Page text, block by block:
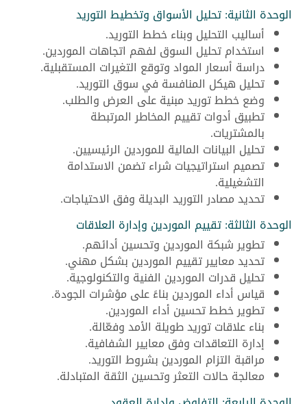
الوحدة الثانية: تحليل الأسواق وتخطيط التوريد
أساليب التحليل وبناء خطط التوريد.
استخدام تحليل السوق لفهم اتجاهات الموردين.
دراسة أسعار المواد وتوقع التغيرات المستقبلية.
تحليل هيكل المنافسة في سوق التوريد.
وضع خطط توريد مبنية على العرض والطلب.
تطبيق أدوات تقييم المخاطر المرتبطة
بالمشتريات.
تحليل البيانات المالية للموردين الرئيسيين.
تصميم استراتيجيات شراء تضمن الاستدامة
التشغيلية.
تحديد مصادر التوريد البديلة وفق الاحتياجات.
الوحدة الثالثة: تقييم الموردين وإدارة العلاقات
تطوير شبكة الموردين وتحسين أدائهم.
تحديد معايير تقييم الموردين بشكل مهني.
تحليل قدرات الموردين الفنية والتكنولوجية.
قياس أداء الموردين بناءً على مؤشرات الجودة.
تطوير خطط تحسين أداء الموردين.
بناء علاقات توريد طويلة الأمد وفعّالة.
إدارة التعاقدات وفق معايير الشفافية.
مراقبة التزام الموردين بشروط التوريد.
معالجة حالات التعثر وتحسين الثقة المتبادلة.